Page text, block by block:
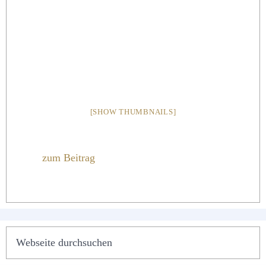
[SHOW THUMBNAILS]
zum Beitrag
SEITENSPALTE
durchsuchen